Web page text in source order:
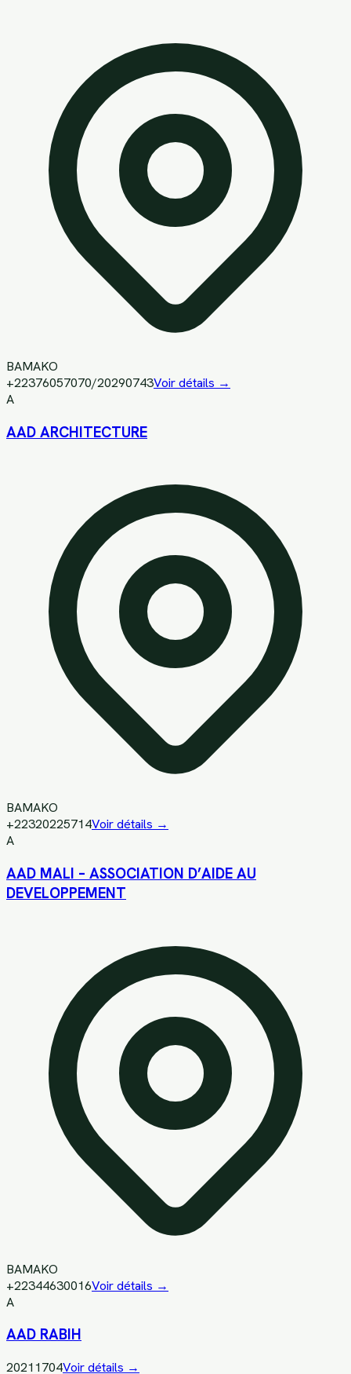
BAMAKO
+22376057070/20290743Voir détails →
A
AAD ARCHITECTURE
BAMAKO
+22320225714Voir détails →
A
AAD MALI – ASSOCIATION D’AIDE AU
DEVELOPPEMENT
BAMAKO
+22344630016Voir détails →
A
AAD RABIH
20211704Voir détails →